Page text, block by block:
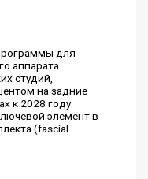
для
аппарата
студий,
на задние
к 2028 году
элемент в
(fascial